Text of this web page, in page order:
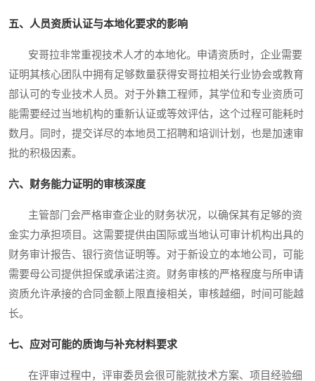
五、人员资质认证与本地化要求的影响
安哥拉非常重视技术人才的本地化。申请资质时，企业需要
证明其核心团队中拥有足够数量获得安哥拉相关行业协会或教育
部认可的专业技术人员。对于外籍工程师，其学位和专业资质可
能需要经过当地机构的重新认证或等效评估，这个过程可能耗时
数月。同时，提交详尽的本地员工招聘和培训计划，也是加速审
批的积极因素。
六、财务能力证明的审核深度
主管部门会严格审查企业的财务状况，以确保其有足够的资
金实力承担项目。这需要提供由国际或当地认可审计机构出具的
财务审计报告、银行资信证明等。对于新设立的本地公司，可能
需要母公司提供担保或承诺注资。财务审核的严格程度与所申请
资质允许承接的合同金额上限直接相关，审核越细，时间可能越
长。
七、应对可能的质询与补充材料要求
在评审过程中，评审委员会很可能就技术方案、项目经验细